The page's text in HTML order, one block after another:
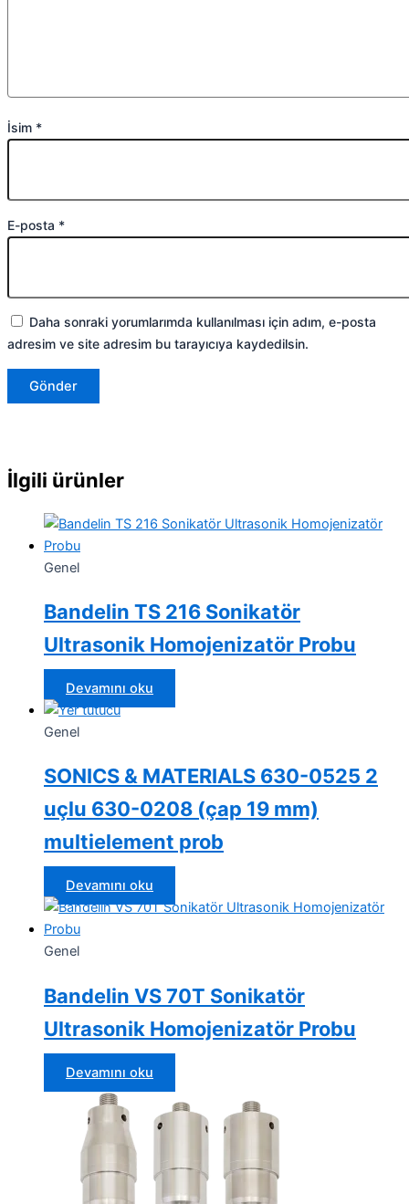
İsim *
E-posta *
Daha sonraki yorumlarımda kullanılması için adım, e-posta
adresim ve site adresim bu tarayıcıya kaydedilsin.
İlgili ürünler
Genel
Bandelin TS 216 Sonikatör
Ultrasonik Homojenizatör Probu
Devamını oku
Genel
SONICS & MATERIALS 630-0525 2
uçlu 630-0208 (çap 19 mm)
multielement prob
Devamını oku
Genel
Bandelin VS 70T Sonikatör
Ultrasonik Homojenizatör Probu
Devamını oku